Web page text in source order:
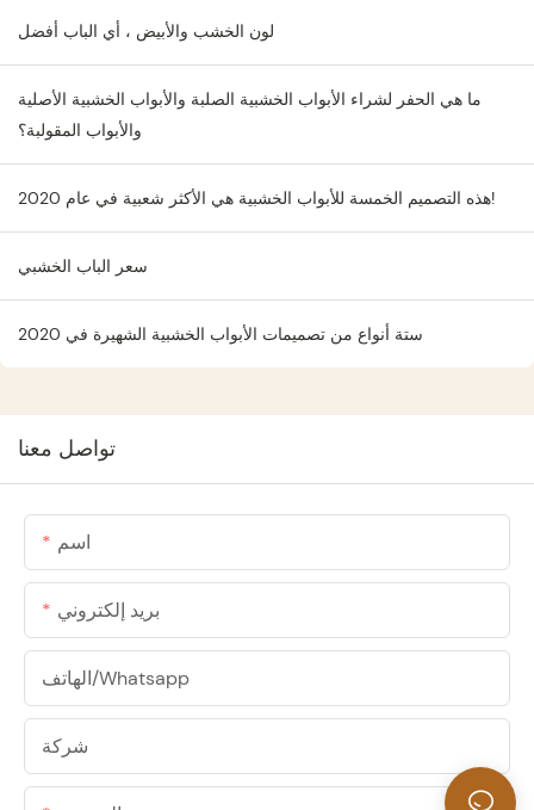
لون الخشب والأبيض ، أي الباب أفضل
ما هي الحفر لشراء الأبواب الخشبية الصلبة والأبواب الخشبية الأصلية
والأبواب المقولبة؟
هذه التصميم الخمسة للأبواب الخشبية هي الأكثر شعبية في عام 2020!
سعر الباب الخشبي
ستة أنواع من تصميمات الأبواب الخشبية الشهيرة في 2020
تواصل معنا
اسم
بريد إلكتروني
الهاتف/whatsapp
شركة